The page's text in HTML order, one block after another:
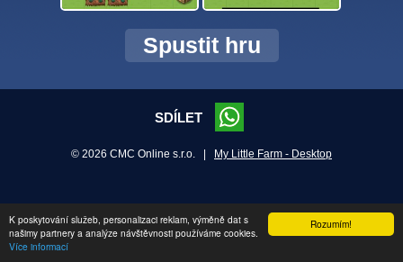
Rozumím!
K poskytování služeb, personalizaci reklam, výměně dat s
našimy partnery a analýze návštěvnosti používáme cookies.
Více informací
Spustit hru
SDÍLET
© 2026 CMC Online s.r.o. | My Little Farm - Desktop